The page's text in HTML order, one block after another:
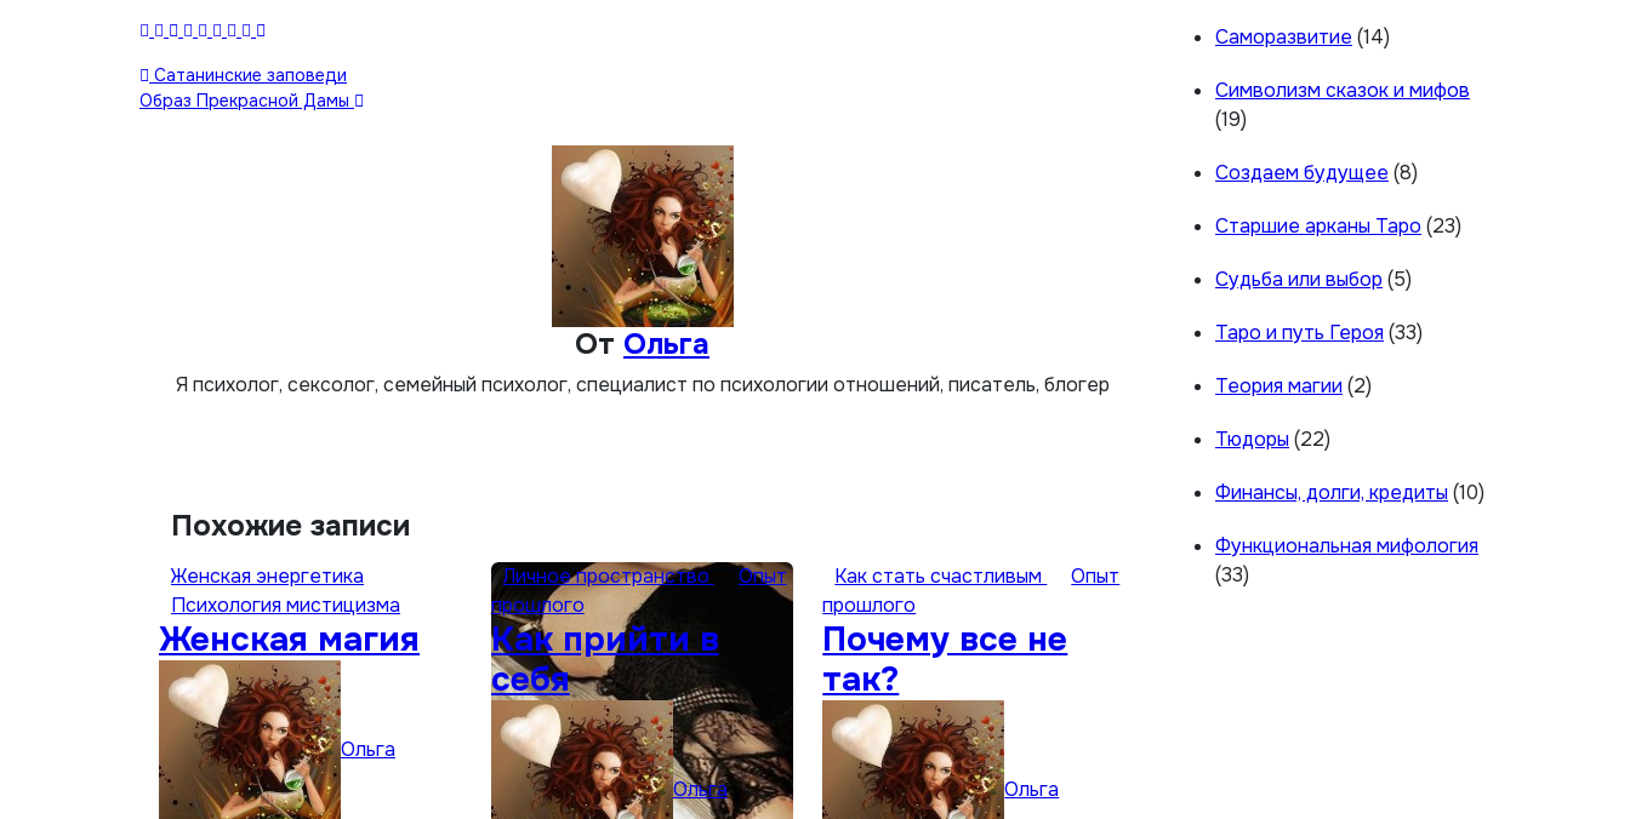
Навигация
Сатанинские заповеди
Образ Прекрасной Дамы
От Ольга
Я психолог, сексолог, семейный психолог, специалист по психологии отношений, писатель, блогер
Похожие записи
Женская энергетика
Психология мистицизма
Женская магия
Ольга
Личное пространство
Опыт
прошлого
Как прийти в
себя
Ольга
Как стать счастливым
Опыт
прошлого
Почему все не
так?
Ольга
Саморазвитие (14)
Символизм сказок и мифов
(19)
Создаем будущее (8)
Старшие арканы Таро (23)
Судьба или выбор (5)
Таро и путь Героя (33)
Теория магии (2)
Тюдоры (22)
Финансы, долги, кредиты (10)
Функциональная мифология
(33)